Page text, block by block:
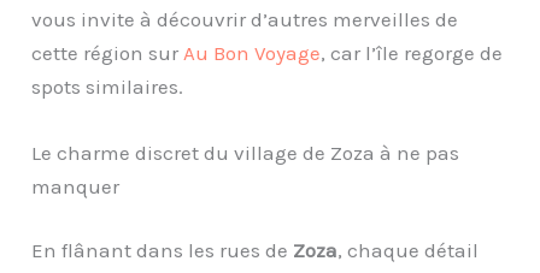
vous invite à découvrir d’autres merveilles de
cette région sur Au Bon Voyage, car l’île regorge de
spots similaires.
Le charme discret du village de Zoza à ne pas
manquer
En flânant dans les rues de Zoza, chaque détail